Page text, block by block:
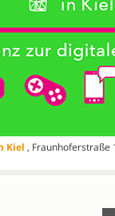
Kiel , Fraunhoferstraße